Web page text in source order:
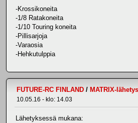
-Krossikoneita
-1/8 Ratakoneita
-1/10 Touring koneita
-Pillisarjoja
-Varaosia
-Hehkutulppia
FUTURE-RC FINLAND / MATRIX-
10.05.16 - klo: 14.03
Lähetyksessä mukana: